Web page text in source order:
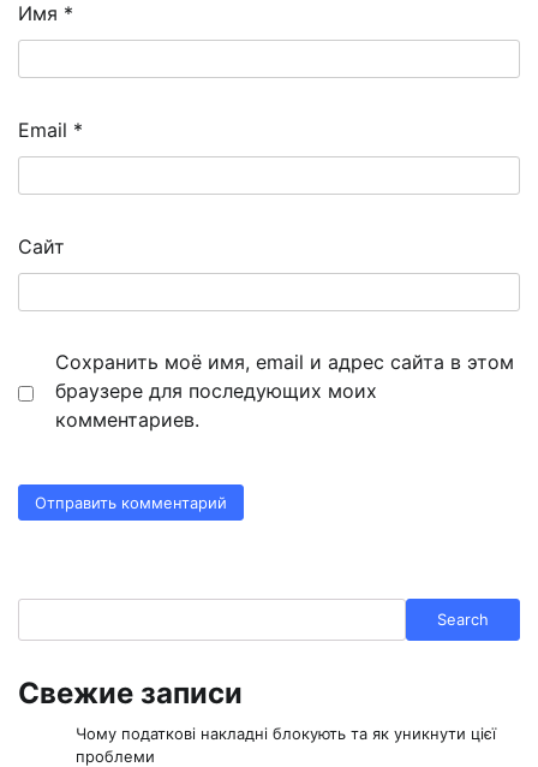
Имя *
Email *
Сайт
Сохранить моё имя, email и адрес сайта в этом
браузере для последующих моих
комментариев.
Search
Свежие записи
Чому податкові накладні блокують та як уникнути цієї
проблеми